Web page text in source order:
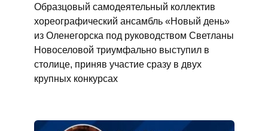
Образцовый самодеятельный коллектив
хореографический ансамбль «Новый день»
из Оленегорска под руководством Светланы
Новоселовой триумфально выступил в
столице, приняв участие сразу в двух
крупных конкурсах